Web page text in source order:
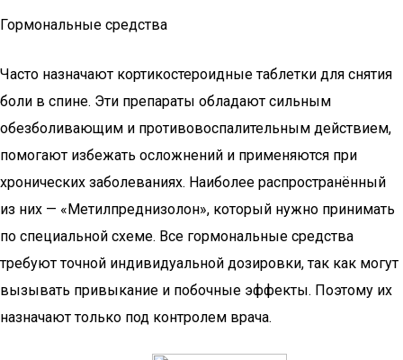
Гормональные средства
Часто назначают кортикостероидные таблетки для снятия
боли в спине. Эти препараты обладают сильным
обезболивающим и противовоспалительным действием,
помогают избежать осложнений и применяются при
хронических заболеваниях. Наиболее распространённый
из них — «Метилпреднизолон», который нужно принимать
по специальной схеме. Все гормональные средства
требуют точной индивидуальной дозировки, так как могут
вызывать привыкание и побочные эффекты. Поэтому их
назначают только под контролем врача.